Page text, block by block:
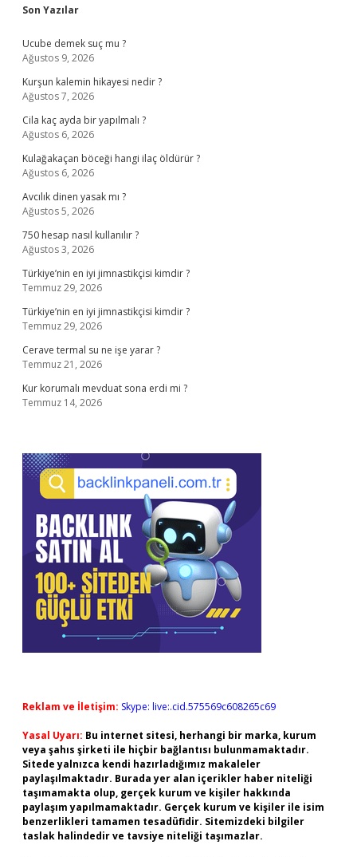
Sidebar
Son Yazılar
Ucube demek suç mu ?
Ağustos 9, 2026
Kurşun kalemin hikayesi nedir ?
Ağustos 7, 2026
Cila kaç ayda bir yapılmalı ?
Ağustos 6, 2026
Kulağakaçan böceği hangi ilaç öldürür ?
Ağustos 6, 2026
Avcılık dinen yasak mı ?
Ağustos 5, 2026
750 hesap nasıl kullanılır ?
Ağustos 3, 2026
Türkiye’nin en iyi jimnastikçisi kimdir ?
Temmuz 29, 2026
Türkiye’nin en iyi jimnastikçisi kimdir ?
Temmuz 29, 2026
Cerave termal su ne işe yarar ?
Temmuz 21, 2026
Kur korumalı mevduat sona erdi mi ?
Temmuz 14, 2026
Reklam ve İletişim: Skype: live:.cid.575569c608265c69
Yasal Uyarı: Bu internet sitesi, herhangi bir marka, kurum
veya şahıs şirketi ile hiçbir bağlantısı bulunmamaktadır.
Sitede yalnızca kendi hazırladığımız makaleler
paylaşılmaktadır. Burada yer alan içerikler haber niteliği
taşımamakta olup, gerçek kurum ve kişiler hakkında
paylaşım yapılmamaktadır. Gerçek kurum ve kişiler ile isim
benzerlikleri tamamen tesadüfidir. Sitemizdeki bilgiler
taslak halindedir ve tavsiye niteliği taşımazlar.